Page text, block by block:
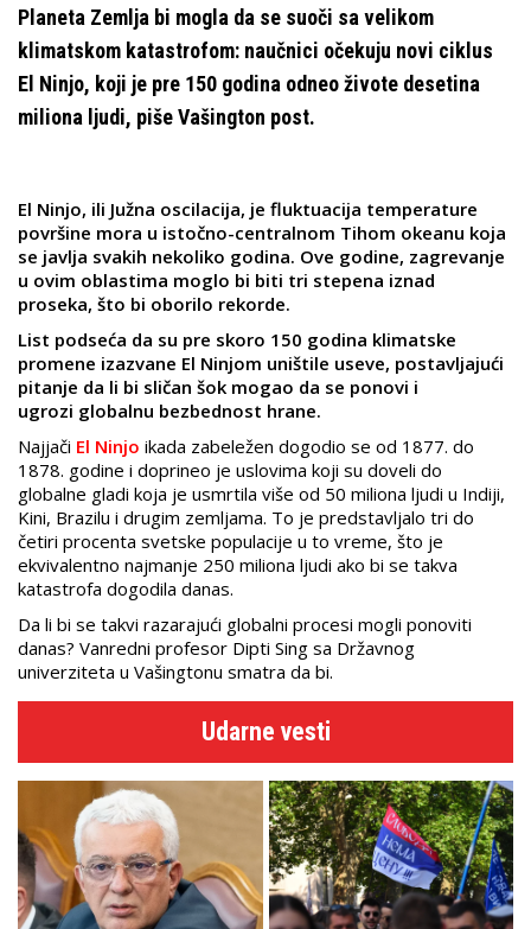
Planeta Zemlja bi mogla da se suoči sa velikom
klimatskom katastrofom: naučnici očekuju novi ciklus
El Ninjo, koji je pre 150 godina odneo živote desetina
miliona ljudi, piše Vašington post.
El Ninjo, ili Južna oscilacija, je fluktuacija temperature
površine mora u istočno-centralnom Tihom okeanu koja
se javlja svakih nekoliko godina. Ove godine, zagrevanje
u ovim oblastima moglo bi biti tri stepena iznad
proseka, što bi oborilo rekorde.
List podseća da su pre skoro 150 godina klimatske
promene izazvane El Ninjom uništile useve, postavljajući
pitanje da li bi sličan šok mogao da se ponovi i
ugrozi globalnu bezbednost hrane.
Najjači El Ninjo ikada zabeležen dogodio se od 1877. do
1878. godine i doprineo je uslovima koji su doveli do
globalne gladi koja je usmrtila više od 50 miliona ljudi u Indiji,
Kini, Brazilu i drugim zemljama. To je predstavljalo tri do
četiri procenta svetske populacije u to vreme, što je
ekvivalentno najmanje 250 miliona ljudi ako bi se takva
katastrofa dogodila danas.
Da li bi se takvi razarajući globalni procesi mogli ponoviti
danas? Vanredni profesor Dipti Sing sa Državnog
univerziteta u Vašingtonu smatra da bi.
Udarne vesti